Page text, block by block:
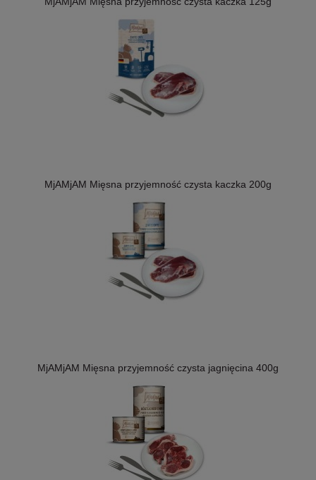
MjAMjAM Mięsna przyjemność czysta kaczka 200g
MjAMjAM Mięsna przyjemność czysta jagnięcina 400g